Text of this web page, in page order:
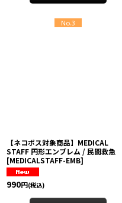
No.3
【ネコポス対象商品】MEDICAL
STAFF 円形エンブレム / 民間救急
[MEDICALSTAFF-EMB]
990円(税込)